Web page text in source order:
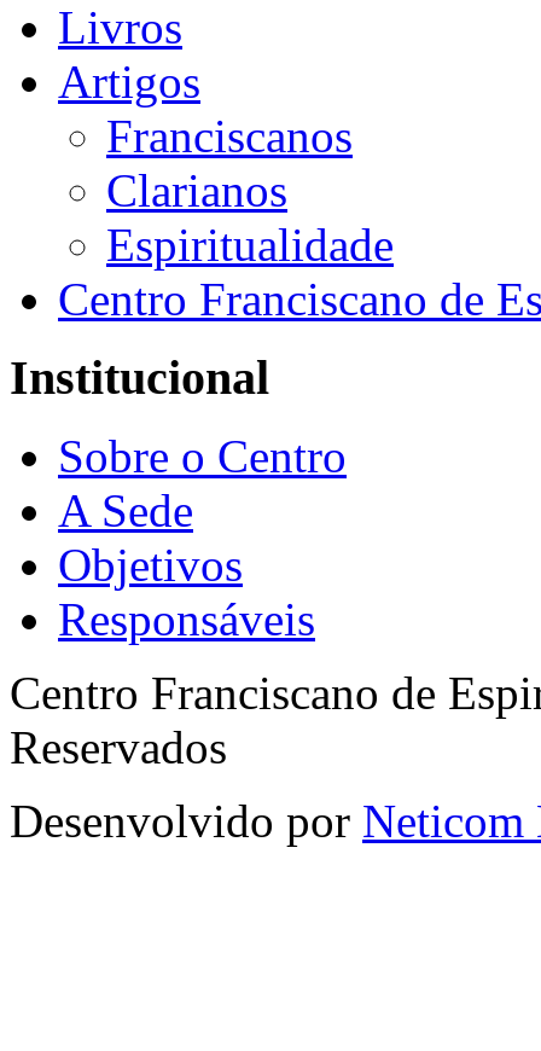
Livros
Artigos
Franciscanos
Clarianos
Espiritualidade
Centro Franciscano de
Institucional
Sobre o Centro
A Sede
Objetivos
Responsáveis
Centro Franciscano de
Reservados
Desenvolvido por Neticom